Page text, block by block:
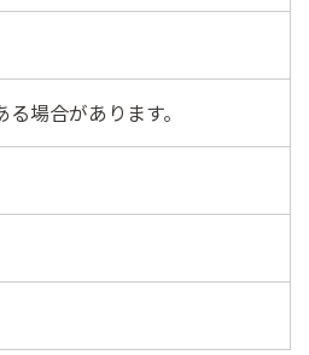
場合があります。